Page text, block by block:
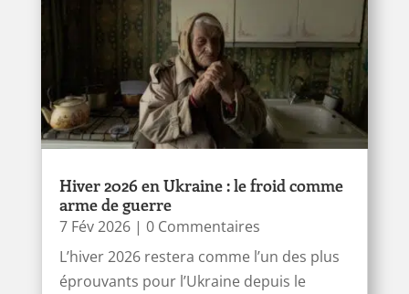
Hiver 2026 en Ukraine : le froid comme
arme de guerre
7 Fév 2026| 0 Commentaires
L’hiver 2026 restera comme l’un des plus
éprouvants pour l’Ukraine depuis le